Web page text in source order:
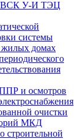
У-И ТЭЦ
системы
жилых домах
и осмотров
очистки
МКД
строительной